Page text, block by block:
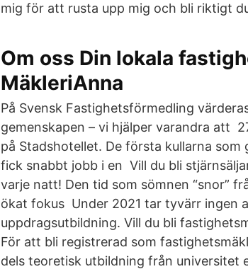
mig för att rusta upp mig och bli riktigt
Om oss Din lokala
MäkleriAnna
På Svensk Fastighetsförmedling
gemenskapen – vi hjälper varandra att
på Stadshotellet. De första kullarna
fick snabbt jobb i en Vill du bli
varje natt! Den tid som sömnen “snor”
ökat fokus Under 2021 tar tyvärr ingen
uppdragsutbildning. Vill du bli
För att bli registrerad som
dels teoretisk utbildning från universitet